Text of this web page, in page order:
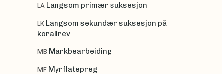
LA Langsom primær suksesjon
LK Langsom sekundær suksesjon på
korallrev
MB Markbearbeiding
MF Myrflatepreg